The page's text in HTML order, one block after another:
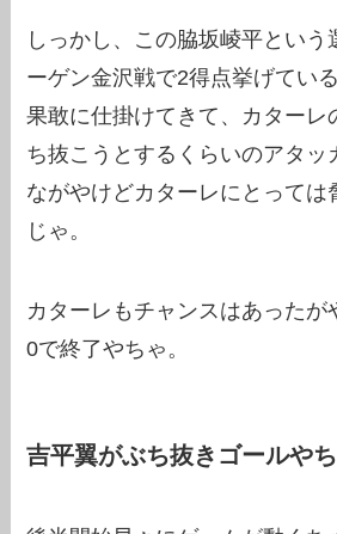
しっかし、この脇坂崚平という
ーゲン金沢戦で2得点挙げてい
果敢に仕掛けてきて、カターレ
ち抜こうとするくらいのアタッ
ながやけどカターレにとっては
じゃ。
カターレもチャンスはあったが
0で終了やちゃ。
吉平翼がぶち抜きゴールや